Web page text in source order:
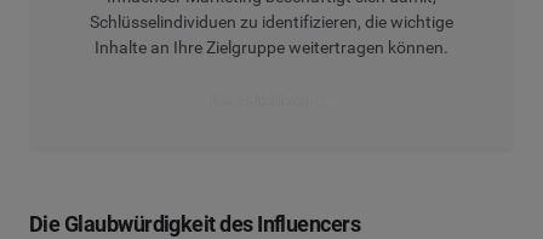
Schlüsselindividuen zu identifizieren, die wichtige
Inhalte an Ihre Zielgruppe weitertragen können.
Die Glaubwürdigkeit des Influencers